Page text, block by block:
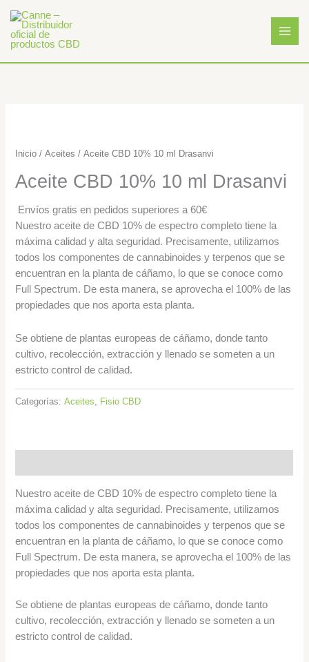
contenido
Inicio /Aceites / Aceite CBD 10% 10 ml Drasanvi
Aceite CBD 10% 10 ml Drasanvi
Envíos gratis en pedidos superiores a 60€
Nuestro aceite de CBD 10% de espectro completo tiene la
máxima calidad y alta seguridad. Precisamente, utilizamos
todos los componentes de cannabinoides y terpenos que se
encuentran en la planta de cáñamo, lo que se conoce como
Full Spectrum. De esta manera, se aprovecha el 100% de las
propiedades que nos aporta esta planta.
Se obtiene de plantas europeas de cáñamo, donde tanto
cultivo, recolección, extracción y llenado se someten a un
estricto control de calidad.
Categorías:Aceites, Fisio CBD
Nuestro aceite de CBD 10% de espectro completo tiene la
máxima calidad y alta seguridad. Precisamente, utilizamos
todos los componentes de cannabinoides y terpenos que se
encuentran en la planta de cáñamo, lo que se conoce como
Full Spectrum. De esta manera, se aprovecha el 100% de las
propiedades que nos aporta esta planta.
Se obtiene de plantas europeas de cáñamo, donde tanto
cultivo, recolección, extracción y llenado se someten a un
estricto control de calidad.